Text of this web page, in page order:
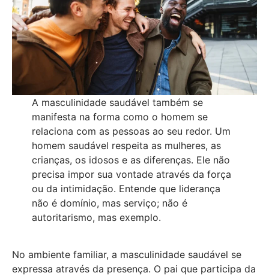
A masculinidade saudável também se
manifesta na forma como o homem se
relaciona com as pessoas ao seu redor. Um
homem saudável respeita as mulheres, as
crianças, os idosos e as diferenças. Ele não
precisa impor sua vontade através da força
ou da intimidação. Entende que liderança
não é domínio, mas serviço; não é
autoritarismo, mas exemplo.
No ambiente familiar, a masculinidade saudável se
expressa através da presença. O pai que participa da